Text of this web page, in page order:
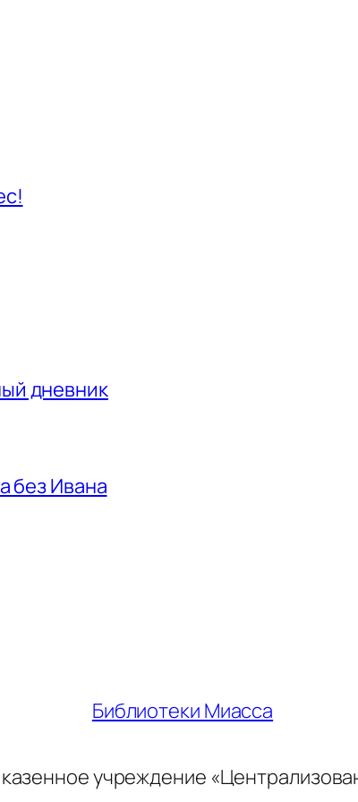
дневник
без Ивана
Библиотеки Миасса
учреждение